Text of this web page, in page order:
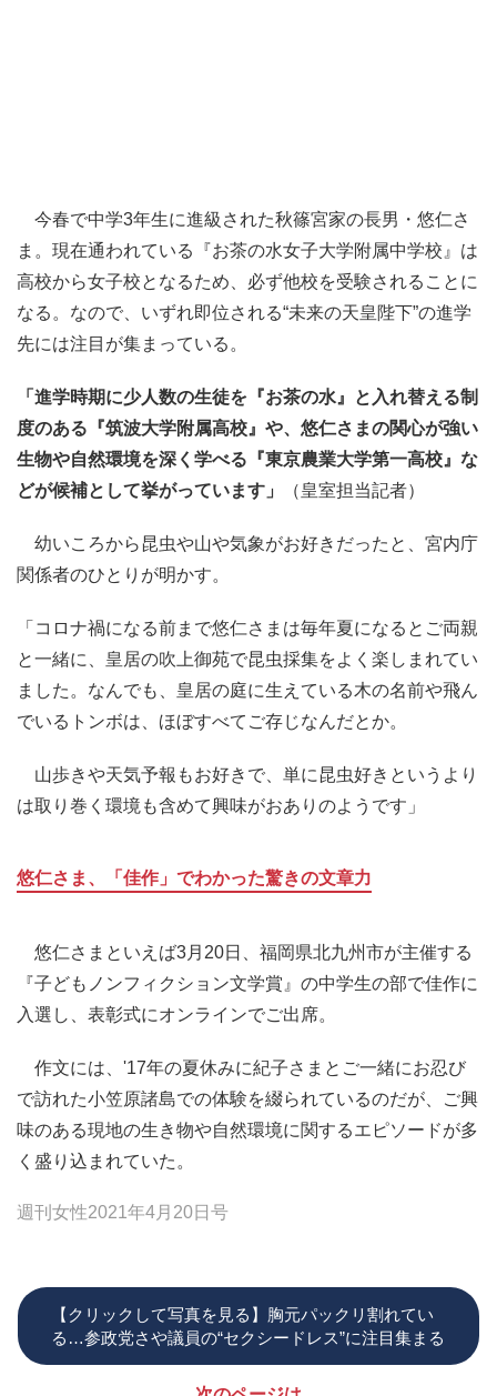
今春で中学3年生に進級された秋篠宮家の長男・悠仁さ
ま。現在通われている『お茶の水女子大学附属中学校』は
高校から女子校となるため、必ず他校を受験されることに
なる。なので、いずれ即位される“未来の天皇陛下”の進学
先には注目が集まっている。
「進学時期に少人数の生徒を『お茶の水』と入れ替える制
度のある『筑波大学附属高校』や、悠仁さまの関心が強い
生物や自然環境を深く学べる『東京農業大学第一高校』な
どが候補として挙がっています」
（皇室担当記者）
幼いころから昆虫や山や気象がお好きだったと、宮内庁
関係者のひとりが明かす。
「コロナ禍になる前まで悠仁さまは毎年夏になるとご両親
と一緒に、皇居の吹上御苑で昆虫採集をよく楽しまれてい
ました。なんでも、皇居の庭に生えている木の名前や飛ん
でいるトンボは、ほぼすべてご存じなんだとか。
山歩きや天気予報もお好きで、単に昆虫好きというより
は取り巻く環境も含めて興味がおありのようです」
悠仁さま、「佳作」でわかった驚きの文章力
悠仁さまといえば3月20日、福岡県北九州市が主催する
『子どもノンフィクション文学賞』の中学生の部で佳作に
入選し、表彰式にオンラインでご出席。
作文には、'17年の夏休みに紀子さまとご一緒にお忍び
で訪れた小笠原諸島での体験を綴られているのだが、ご興
味のある現地の生き物や自然環境に関するエピソードが多
く盛り込まれていた。
週刊女性2021年4月20日号
【クリックして写真を見る】胸元パックリ割れてい
る…参政党さや議員の“セクシードレス”に注目集まる